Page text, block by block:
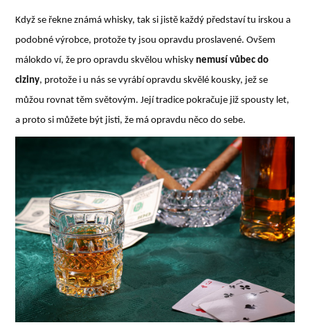
Když se řekne známá whisky, tak si jistě každý představí tu irskou a
podobné výrobce, protože ty jsou opravdu proslavené. Ovšem
málokdo ví, že pro opravdu skvělou whisky nemusí vůbec do
ciziny, protože i u nás se vyrábí opravdu skvělé kousky, jež se
můžou rovnat těm světovým. Její tradice pokračuje již spousty let,
a proto si můžete být jisti, že má opravdu něco do sebe.